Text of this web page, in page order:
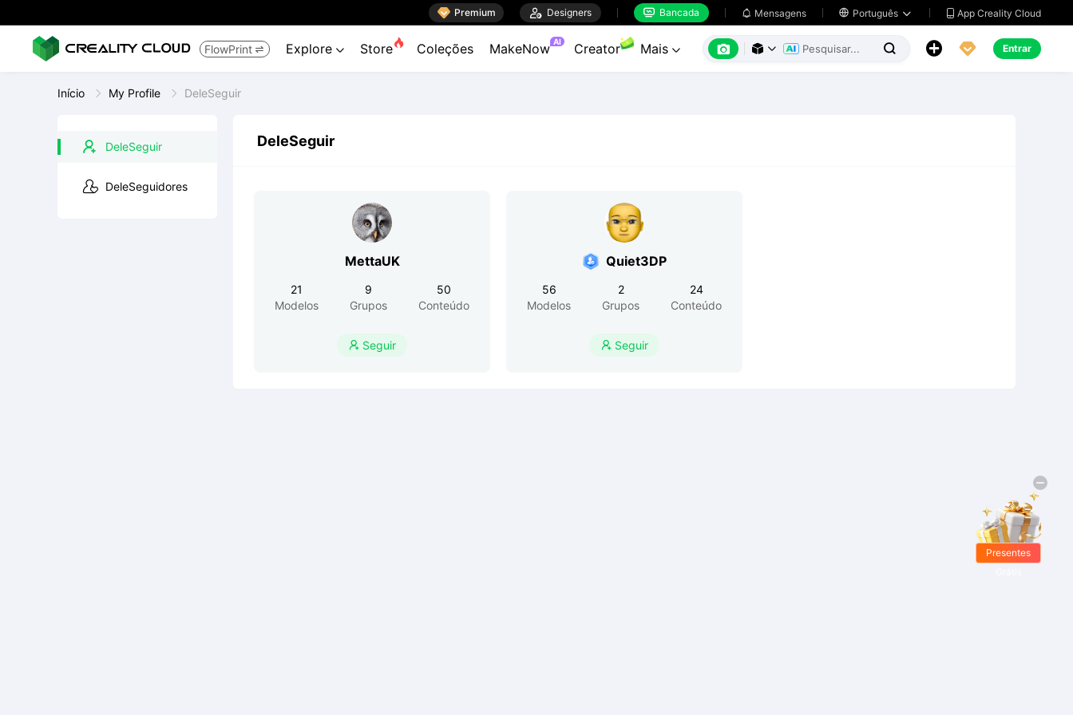
 Premium  Designers  Bancada  Mensagens  Português   App Creality Cloud
FlowPrint  Explore  Store Coleções MakeNow AI Creator Mais        Entrar
Início My Profile DeleSeguir
DeleSeguir
DeleSeguidores
DeleSeguir
MettaUK
21
Modelos
9
Grupos
50
Conteúdo
 Seguir
Quiet3DP
56
Modelos
2
Grupos
24
Conteúdo
 Seguir
Presentes